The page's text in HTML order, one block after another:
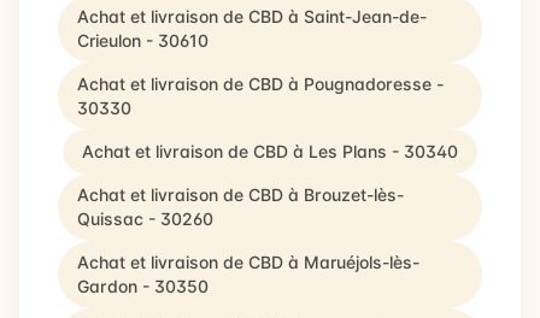
Achat et livraison de CBD à Saint-Jean-de-
Crieulon - 30610
Achat et livraison de CBD à Pougnadoresse -
30330
Achat et livraison de CBD à Les Plans - 30340
Achat et livraison de CBD à Brouzet-lès-
Quissac - 30260
Achat et livraison de CBD à Maruéjols-lès-
Gardon - 30350